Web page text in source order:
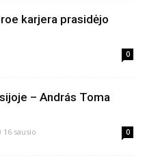
karjera prasidėjo
0
– András Toma
16 sausio 0